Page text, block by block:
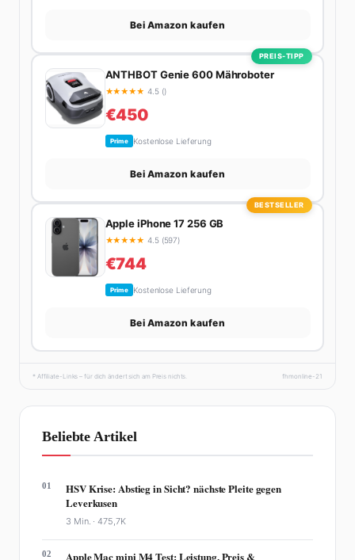
Bei Amazon kaufen
PREIS-TIPP
ANTHBOT Genie 600 Mähroboter
★★★★★ 4.5 ()
€450
Prime Kostenlose Lieferung
Bei Amazon kaufen
BESTSELLER
Apple iPhone 17 256 GB
★★★★★ 4.5 (597)
€744
Prime Kostenlose Lieferung
Bei Amazon kaufen
* Affiliate-Links – für dich ändert sich am Preis nichts. fhmonline-21
Beliebte Artikel
01
HSV Krise: Abstieg in Sicht? nächste Pleite gegen
Leverkusen
3 Min. ·475,7K
02
Apple Mac mini M4 Test: Leistung, Preis &